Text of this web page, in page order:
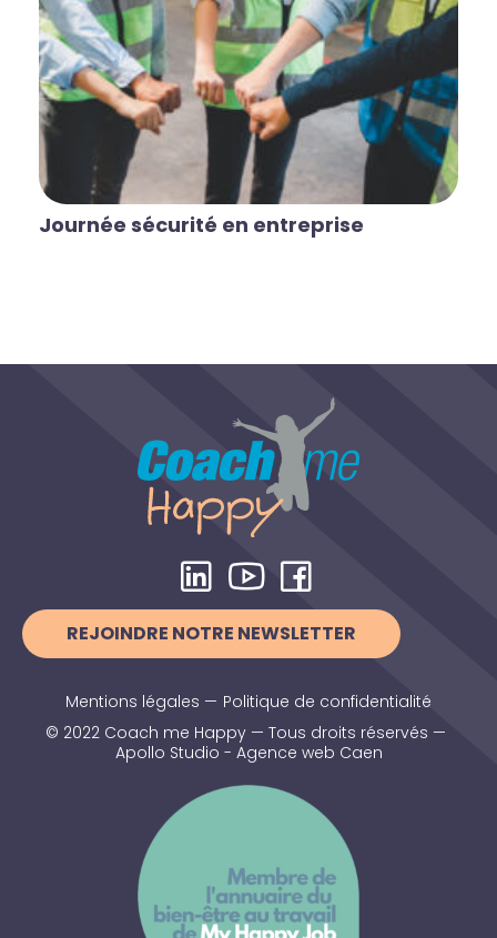
Journée sécurité en entreprise
REJOINDRE NOTRE NEWSLETTER
Mentions légales — Politique de confidentialité
© 2022 Coach me Happy — Tous droits réservés —
Apollo Studio - Agence web Caen